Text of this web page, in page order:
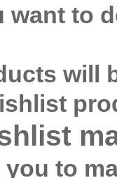
want to
will
to